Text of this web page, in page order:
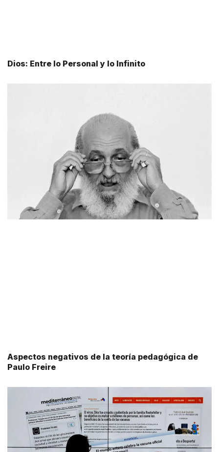
Dios: Entre lo Personal y lo Infinito
Aspectos negativos de la teoría pedagógica de
Paulo Freire